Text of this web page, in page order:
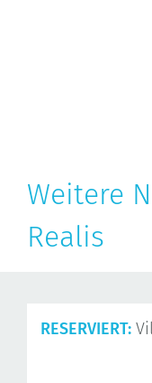
Weitere
Realis
RESERVIERT: